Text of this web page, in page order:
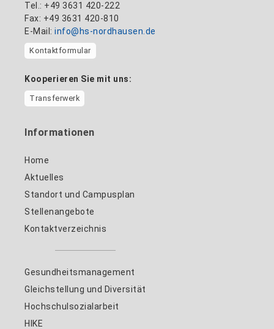
Tel.: +49 3631 420-222
Fax: +49 3631 420-810
E-Mail: info@hs-nordhausen.de
Kontaktformular
Kooperieren Sie mit uns:
Transferwerk
Informationen
Home
Aktuelles
Standort und Campusplan
Stellenangebote
Kontaktverzeichnis
Gesundheitsmanagement
Gleichstellung und Diversität
Hochschulsozialarbeit
HIKE